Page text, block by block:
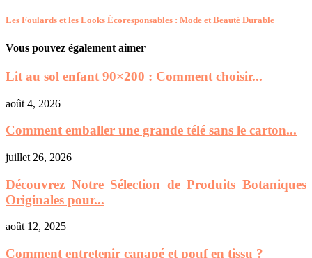
Les Foulards et les Looks Écoresponsables : Mode et Beauté Durable
Vous pouvez également aimer
Lit au sol enfant 90×200 : Comment choisir...
août 4, 2026
Comment emballer une grande télé sans le carton...
juillet 26, 2026
Découvrez Notre Sélection de Produits Botaniques
Originales pour...
août 12, 2025
Comment entretenir canapé et pouf en tissu ?